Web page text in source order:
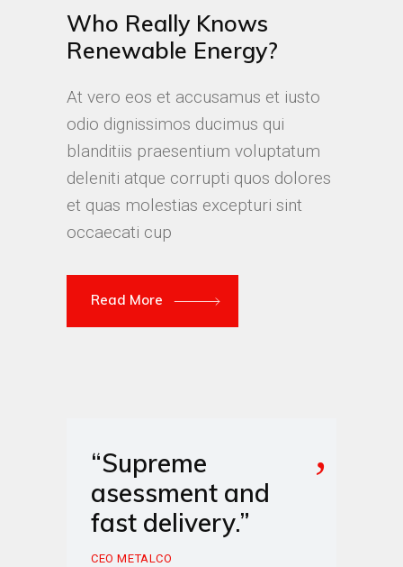
Who Really Knows
Renewable Energy?
At vero eos et accusamus et iusto
odio dignissimos ducimus qui
blanditiis praesentium voluptatum
deleniti atque corrupti quos dolores
et quas molestias excepturi sint
occaecati cup
Read More
“Supreme
asessment and
fast delivery.”
CEO METALCO